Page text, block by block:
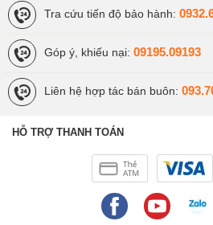
và mức giá siêu cạnh trung. Đối
Huawei hiện tập trung đánh vào
trung là chủ yếu.
Các dòng điện thoại nổi
Huawei mang đến nhiều dòng
phân khúc trên thị trường.
Huawei Mate Series
Tra cứu tiến độ bảo hành:
Góp ý, khiếu nại: 09195.09193
Liên hệ hợp tác bán buôn:
HỖ TRỢ THANH TOÁN